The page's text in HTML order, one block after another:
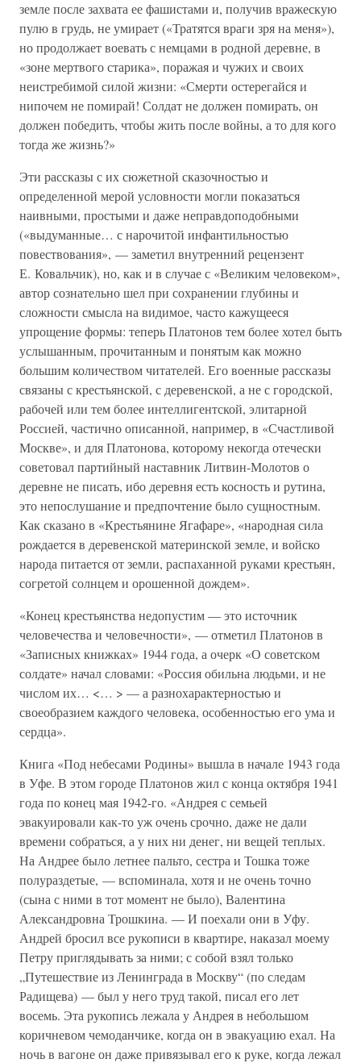
земле после захвата ее фашистами и, получив вражескую
пулю в грудь, не умирает («Тратятся враги зря на меня»),
но продолжает воевать с немцами в родной деревне, в
«зоне мертвого старика», поражая и чужих и своих
неистребимой силой жизни: «Смерти остерегайся и
нипочем не помирай! Солдат не должен помирать, он
должен победить, чтобы жить после войны, а то для кого
тогда же жизнь?»
Эти рассказы с их сюжетной сказочностью и
определенной мерой условности могли показаться
наивными, простыми и даже неправдоподобными
(«выдуманные… с нарочитой инфантильностью
повествования», — заметил внутренний рецензент
Е. Ковальчик), но, как и в случае с «Великим человеком»,
автор сознательно шел при сохранении глубины и
сложности смысла на видимое, часто кажущееся
упрощение формы: теперь Платонов тем более хотел быть
услышанным, прочитанным и понятым как можно
большим количеством читателей. Его военные рассказы
связаны с крестьянской, с деревенской, а не с городской,
рабочей или тем более интеллигентской, элитарной
Россией, частично описанной, например, в «Счастливой
Москве», и для Платонова, которому некогда отечески
советовал партийный наставник Литвин-Молотов о
деревне не писать, ибо деревня есть косность и рутина,
это непослушание и предпочтение было сущностным.
Как сказано в «Крестьянине Ягафаре», «народная сила
рождается в деревенской материнской земле, и войско
народа питается от земли, распаханной руками крестьян,
согретой солнцем и орошенной дождем».
«Конец крестьянства недопустим — это источник
человечества и человечности», — отметил Платонов в
«Записных книжках» 1944 года, а очерк «О советском
солдате» начал словами: «Россия обильна людьми, и не
числом их… <… > — а разнохарактерностью и
своеобразием каждого человека, особенностью его ума и
сердца».
Книга «Под небесами Родины» вышла в начале 1943 года
в Уфе. В этом городе Платонов жил с конца октября 1941
года по конец мая 1942-го. «Андрея с семьей
эвакуировали как-то уж очень срочно, даже не дали
времени собраться, а у них ни денег, ни вещей теплых.
На Андрее было летнее пальто, сестра и Тошка тоже
полураздетые, — вспоминала, хотя и не очень точно
(сына с ними в тот момент не было), Валентина
Александровна Трошкина. — И поехали они в Уфу.
Андрей бросил все рукописи в квартире, наказал моему
Петру приглядывать за ними; с собой взял только
„Путешествие из Ленинграда в Москву“ (по следам
Радищева) — был у него труд такой, писал его лет
восемь. Эта рукопись лежала у Андрея в небольшом
коричневом чемоданчике, когда он в эвакуацию ехал. На
ночь в вагоне он даже привязывал его к руке, когда лежал